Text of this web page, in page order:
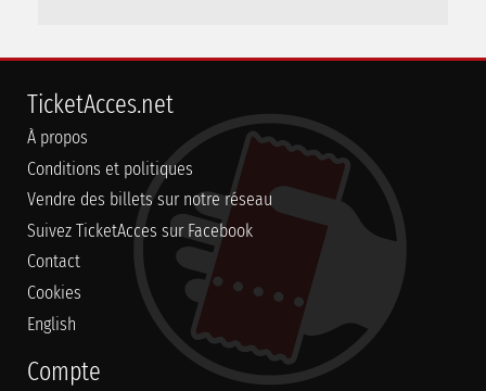
TicketAcces.net
À propos
Conditions et politiques
Vendre des billets sur notre réseau
Suivez TicketAcces sur Facebook
Contact
Cookies
English
Compte